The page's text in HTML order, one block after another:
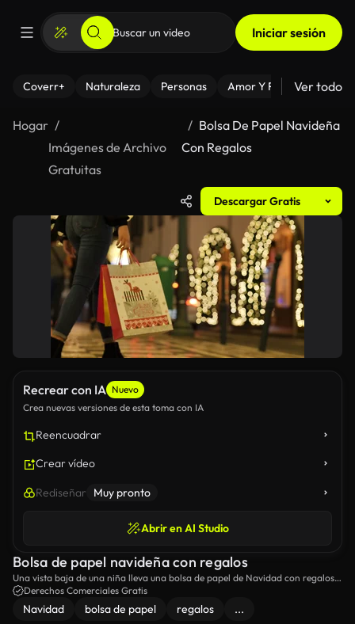
Iniciar sesión
Coverr+ Naturaleza Personas Amor Y Relaciones
Ver todo
Hogar
Imágenes de Archivo
Gratuitas
Bolsa De Papel Navideña
Con Regalos
Descargar Gratis
Recrear con IA Nuevo
Crea nuevas versiones de esta toma con IA
Reencuadrar
Crear vídeo
Rediseñar Muy pronto
Abrir en AI Studio
Bolsa de papel navideña con regalos
Una vista baja de una niña lleva una bolsa de papel de Navidad con regalos
en la calle iluminada
Derechos Comerciales Gratis
Navidad bolsa de papel regalos ...